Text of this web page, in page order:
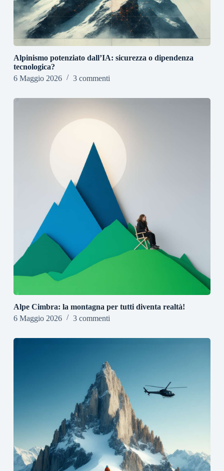
Alpinismo potenziato dall’IA: sicurezza o dipendenza
tecnologica?
6 Maggio 2026
3 commenti
Alpe Cimbra: la montagna per tutti diventa realtà!
6 Maggio 2026
3 commenti